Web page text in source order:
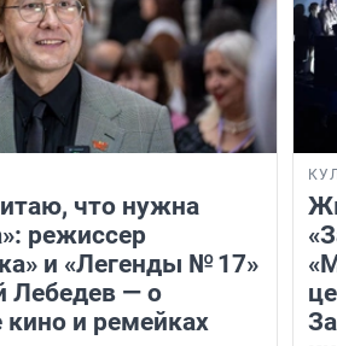
что нужна
режиссер
и «Легенды № 17»
Лебедев — о
кино и ремейках